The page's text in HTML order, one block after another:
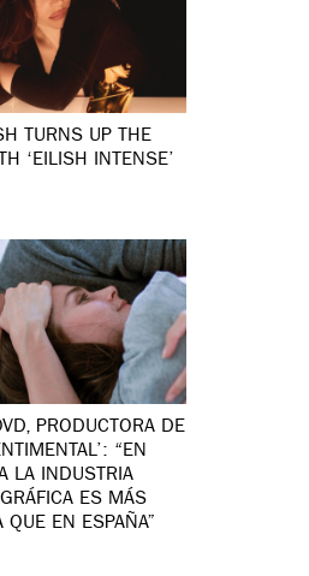
TURNS UP THE
‘EILISH INTENSE’
PRODUCTORA DE
“EN
LA INDUSTRIA
ES MÁS
QUE EN ESPAÑA”